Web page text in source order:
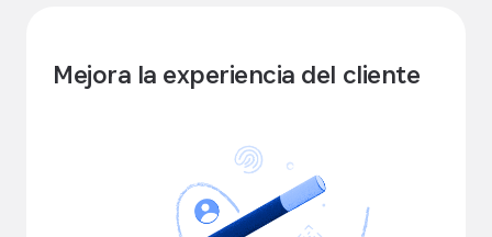
Mejora la experiencia del cliente